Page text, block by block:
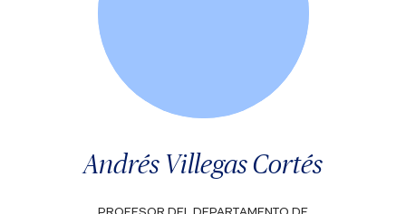
Andrés Villegas Cortés